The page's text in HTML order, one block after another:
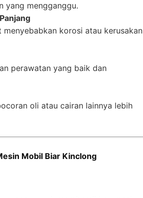
yang mengganggu.
korosi atau kerusakan
perawatan yang baik dan
oli atau cairan lainnya lebih
Mobil Biar Kinclong